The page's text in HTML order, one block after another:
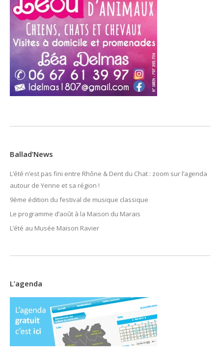
Ballad’News
L’été n’est pas fini entre Rhône & Dent du Chat : zoom sur l’agenda
autour de Yenne et sa région !
9ème édition du festival de musique classique
Le programme d’août à la Maison du Marais
L’été au Musée Maison Ravier
L’agenda